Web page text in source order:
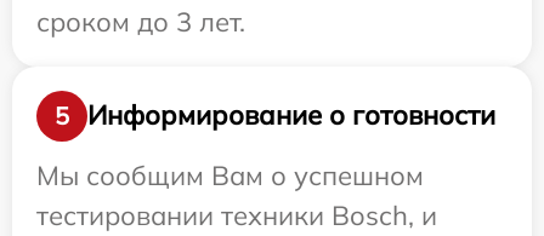
сроком до 3 лет.
5
Информирование о готовности
Мы сообщим Вам о успешном
тестировании техники Bosch, и